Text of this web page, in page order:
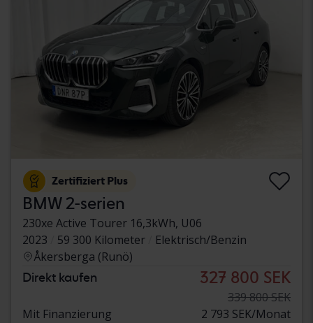
Zertifiziert Plus
BMW 2-serien
230xe Active Tourer 16,3kWh, U06
2023
59 300 Kilometer
Elektrisch/Benzin
Åkersberga (Runö)
Direkt kaufen 327 800 SEK
339 800 SEK
Mit Finanzierung
2 793 SEK/Monat